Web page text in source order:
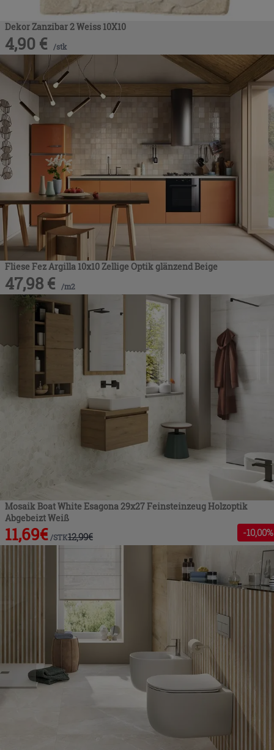
Dekor Zanzibar 2 Weiss 10X10
4,90 € /stk
Fliese Fez Argilla 10x10 Zellige Optik glänzend Beige
47,98 € /m2
Mosaik Boat White Esagona 29x27 Feinsteinzeug Holzoptik
Abgebeizt Weiß
11,69€ /STK12,99€ -10,00%